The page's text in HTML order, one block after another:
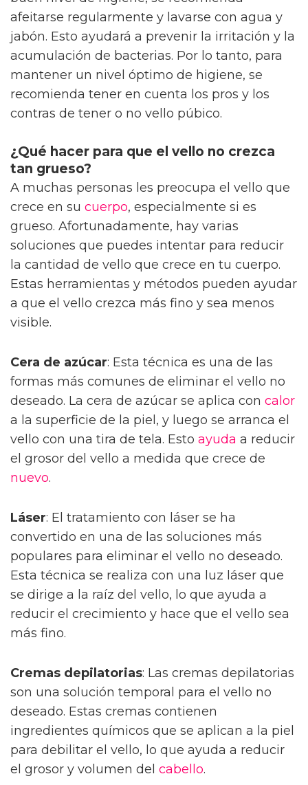
afeitarse regularmente y lavarse con agua y
jabón. Esto ayudará a prevenir la irritación y la
acumulación de bacterias. Por lo tanto, para
mantener un nivel óptimo de higiene, se
recomienda tener en cuenta los pros y los
contras de tener o no vello púbico.
¿Qué hacer para que el vello no crezca
tan grueso?
A muchas personas les preocupa el vello que
crece en su cuerpo, especialmente si es
grueso. Afortunadamente, hay varias
soluciones que puedes intentar para reducir
la cantidad de vello que crece en tu cuerpo.
Estas herramientas y métodos pueden ayudar
a que el vello crezca más fino y sea menos
visible.
Cera de azúcar: Esta técnica es una de las
formas más comunes de eliminar el vello no
deseado. La cera de azúcar se aplica con calor
a la superficie de la piel, y luego se arranca el
vello con una tira de tela. Esto ayuda a reducir
el grosor del vello a medida que crece de
nuevo.
Láser: El tratamiento con láser se ha
convertido en una de las soluciones más
populares para eliminar el vello no deseado.
Esta técnica se realiza con una luz láser que
se dirige a la raíz del vello, lo que ayuda a
reducir el crecimiento y hace que el vello sea
más fino.
Cremas depilatorias: Las cremas depilatorias
son una solución temporal para el vello no
deseado. Estas cremas contienen
ingredientes químicos que se aplican a la piel
para debilitar el vello, lo que ayuda a reducir
el grosor y volumen del cabello.